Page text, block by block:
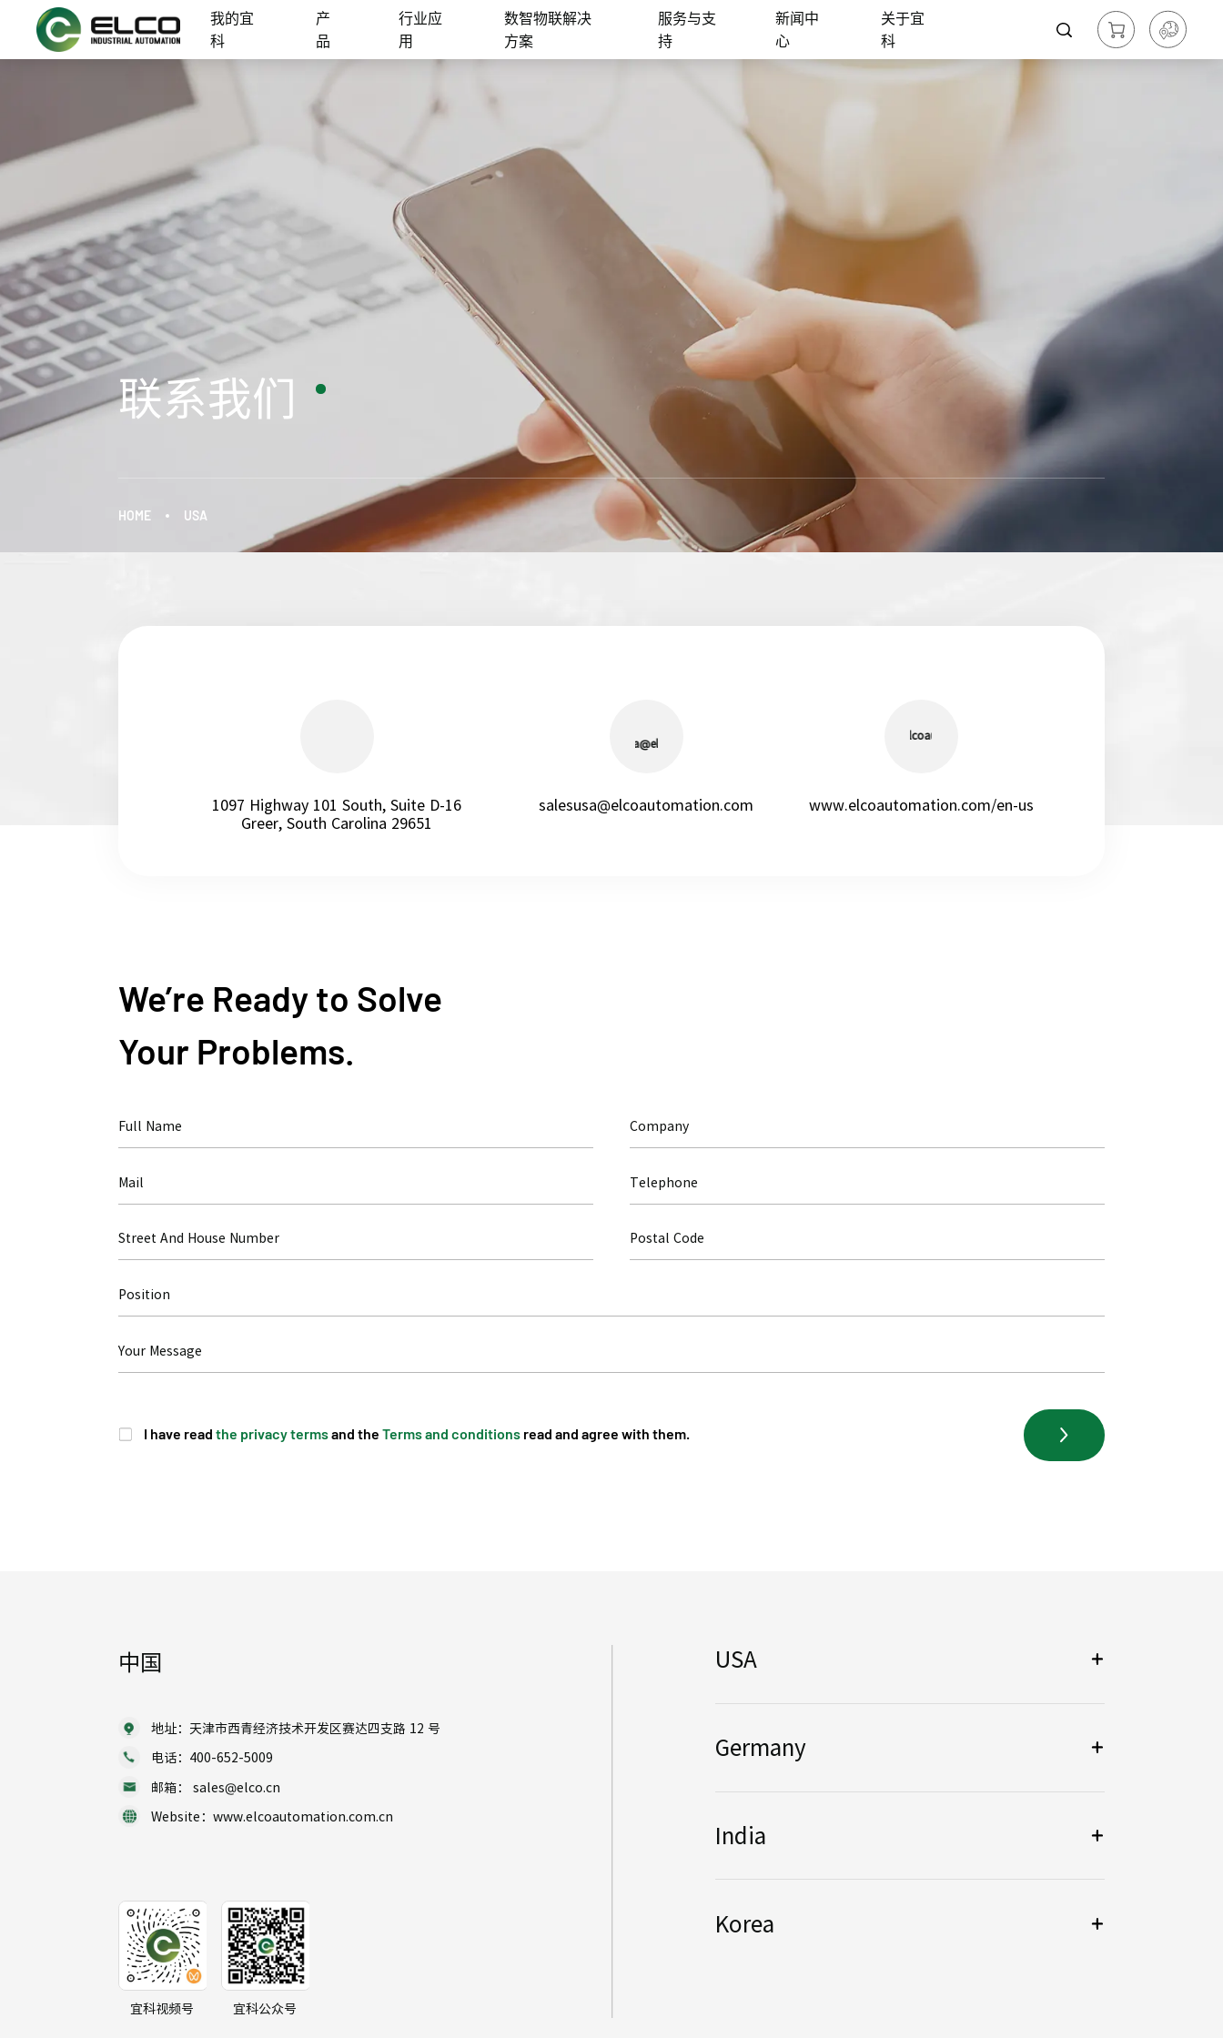
我的宜
科
产
品
行业应
用
数智物联解决
方案
服务与支
持
新闻中
心
关于宜
科
联系我们
HOME USA
1097 Highway 101 South, Suite D-16
Greer, South Carolina 29651
salesusa@elcoautomation.com www.elcoautomation.com/en-us
We’re Ready to Solve
Your Problems.
I have read the privacy termsand the Terms and conditionsread and agree with them.
中国
地址：天津市西青经济技术开发区赛达四支路 12 号
电话：400-652-5009
邮箱： sales@elco.cn
Website：www.elcoautomation.com.cn
宜科视频号 宜科公众号
USA
Germany
India
Korea